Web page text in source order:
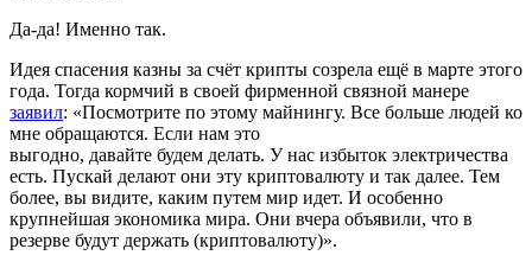
Да-да! Именно так.
Идея спасения казны за счёт крипты созрела ещё в марте этого
года. Тогда кормчий в своей фирменной связной манере
заявил: «Посмотрите по этому майнингу. Все больше людей ко
мне обращаются. Если нам это
выгодно, давайте будем делать. У нас избыток электричества
есть. Пускай делают они эту криптовалюту и так далее. Тем
более, вы видите, каким путем мир идет. И особенно
крупнейшая экономика мира. Они вчера объявили, что в
резерве будут держать (криптовалюту)».